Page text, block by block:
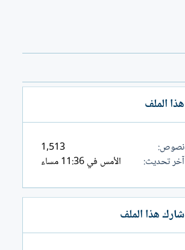
هذا الملف
نصوص
1,513
آخر تحديث
الأمس في 11:36 مساء
شارك هذا الملف